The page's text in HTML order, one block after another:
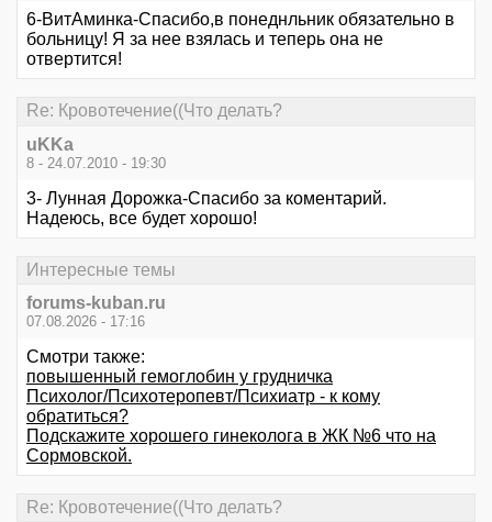
6-ВитАминка-Спасибо,в понеднльник обязательно в
больницу! Я за нее взялась и теперь она не
отвертится!
Re: Кровотечение((Что делать?
uKKa
8 - 24.07.2010 - 19:30
3- Лунная Дорожка-Спасибо за коментарий.
Надеюсь, все будет хорошо!
Интересные темы
forums-kuban.ru
07.08.2026 - 17:16
Смотри также:
повышенный гемоглобин у грудничка
Психолог/Психотеропевт/Психиатр - к кому
обратиться?
Подскажите хорошего гинеколога в ЖК №6 что на
Сормовской.
Re: Кровотечение((Что делать?